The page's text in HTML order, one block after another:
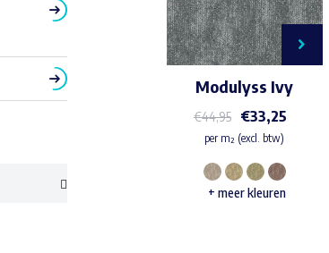
Modulyss Ivy
€44,95 €33,25
per m² (excl. btw)
Dit
+ meer kleuren